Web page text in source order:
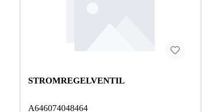
STROMREGELVENTIL
A646074048464